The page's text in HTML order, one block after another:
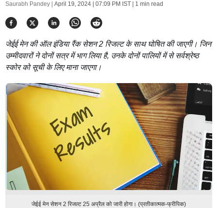
Saurabh Pandey | April 19, 2024 | 07:09 PM IST| 1 min read
जेईई मेन की ऑल इंडिया रैंक सेशन 2 रिजल्ट के साथ घोषित की जाएगी। जिन
उम्मीदवारों ने दोनों सत्र में भाग लिया है, उनके दोनों पालियों में से सर्वश्रेष्ठ
स्कोर को सूची के लिए माना जाएगा।
जेईई मेन सेशन 2 रिजल्ट 25 अप्रैल को जारी होगा। (प्रतीकात्मक-फ्रीपिक)